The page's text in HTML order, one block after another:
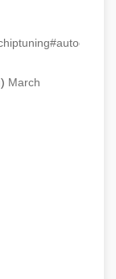
#autochip
March